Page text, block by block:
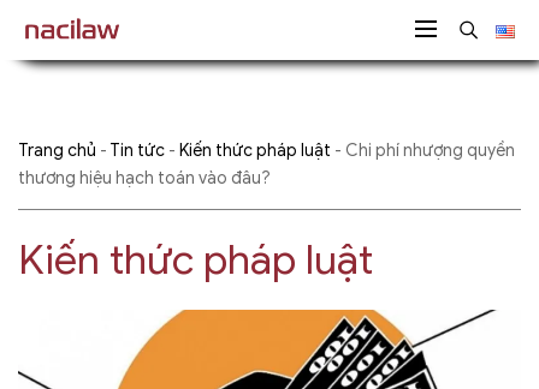
Trang chủ - Tin tức - Kiến thức pháp luật - Chi phí nhượng quyền
thương hiệu hạch toán vào đâu?
Kiến thức pháp luật